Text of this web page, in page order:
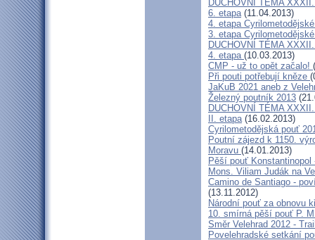
DUCHOVNÍ TÉMA
6. etapa(11.04.2013)
4. etapa
3. etapa
DUCHOVNÍ TÉMA
4. etapa (10.03.2013)
CMP - už to opět začalo!
Při pouti potřebují kněze
JaKuB 2021 aneb z
Železný poutník 2013
DUCHOVNÍ TÉMA
II. etapa(16.02.2013)
Cyrilometodějská pouť
Poutní zájezd k 1150.
Moravu (14.01.2013)
Pěší pouť Konstantinopol
Mons. Viliam Judák na
Camino de Santiago -
(13.11.2012)
Národní pouť za obnovu
10. smírná pěší pouť P.
Směr Velehrad 2012 -
Povelehradské setkání